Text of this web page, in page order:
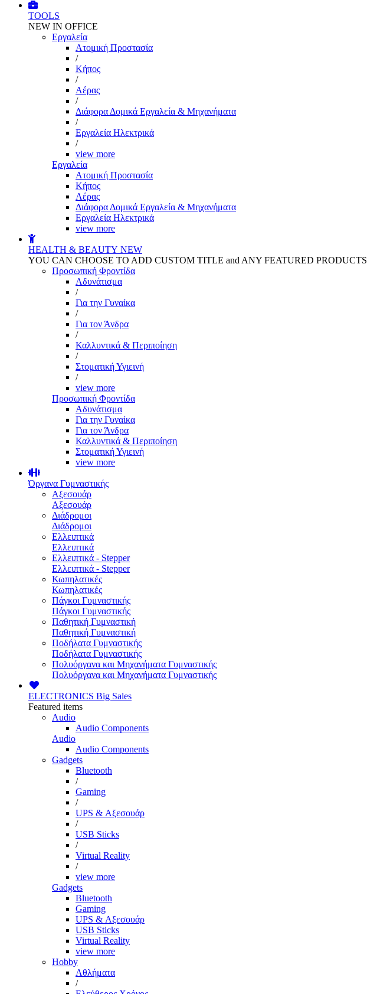
TOOLS
NEW IN OFFICE
Εργαλεία
Aτομική Προστασία
/
Kήπος
/
Αέρας
/
Διάφορα Δομικά Εργαλεία & Μηχανήματα
/
Εργαλεία Ηλεκτρικά
/
view more
Εργαλεία
Aτομική Προστασία
Kήπος
Αέρας
Διάφορα Δομικά Εργαλεία & Μηχανήματα
Εργαλεία Ηλεκτρικά
view more
HEALTH & BEAUTY NEW
YOU CAN CHOOSE TO ADD CUSTOM TITLE and ANY FEATURED PRODUCTS
Προσωπική Φροντίδα
Αδυνάτισμα
/
Για την Γυναίκα
/
Για τον Άνδρα
/
Καλλυντικά & Περιποίηση
/
Στοματική Υγιεινή
/
view more
Προσωπική Φροντίδα
Αδυνάτισμα
Για την Γυναίκα
Για τον Άνδρα
Καλλυντικά & Περιποίηση
Στοματική Υγιεινή
view more
Όργανα Γυμναστικής
Αξεσουάρ
Αξεσουάρ
Διάδρομοι
Διάδρομοι
Ελλειπτικά
Ελλειπτικά
Ελλειπτικά - Stepper
Ελλειπτικά - Stepper
Κωπηλατικές
Κωπηλατικές
Πάγκοι Γυμναστικής
Πάγκοι Γυμναστικής
Παθητική Γυμναστική
Παθητική Γυμναστική
Ποδήλατα Γυμναστικής
Ποδήλατα Γυμναστικής
Πολυόργανα και Μηχανήματα Γυμναστικής
Πολυόργανα και Μηχανήματα Γυμναστικής
ELECTRONICS Big Sales
Featured items
Audio
Audio Components
Audio
Audio Components
Gadgets
Bluetooth
/
Gaming
/
UPS & Αξεσουάρ
/
USB Sticks
/
Virtual Reality
/
view more
Gadgets
Bluetooth
Gaming
UPS & Αξεσουάρ
USB Sticks
Virtual Reality
view more
Hobby
Αθλήματα
/